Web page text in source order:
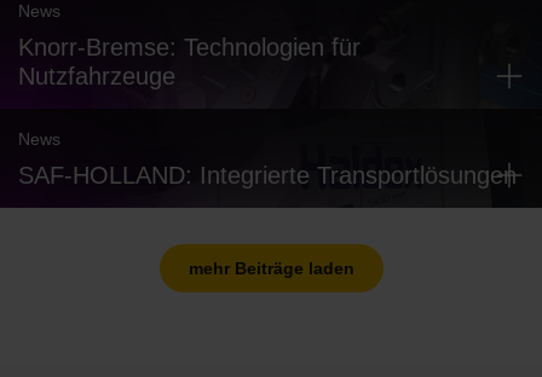
News
Knorr-Bremse: Technologien für
Nutzfahrzeuge
News
SAF-HOLLAND: Integrierte Transportlösungen
mehr Beiträge laden